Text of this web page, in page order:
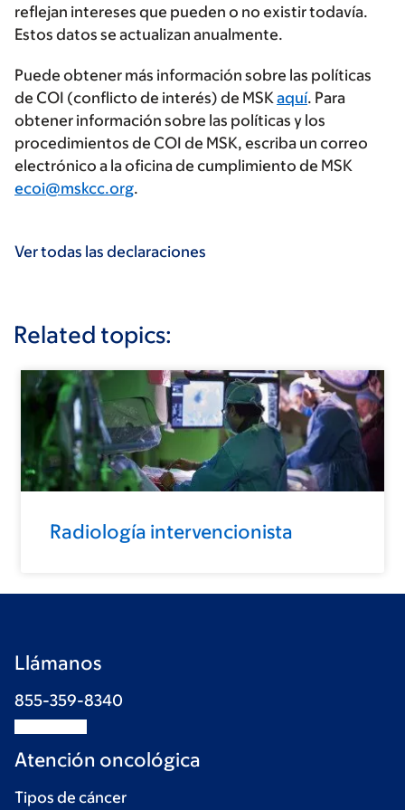
reflejan intereses que pueden o no existir todavía.
Estos datos se actualizan anualmente.
Puede obtener más información sobre las políticas
de COI (conflicto de interés) de MSKaquí. Para
obtener información sobre las políticas y los
procedimientos de COI de MSK, escriba un correo
electrónico a la oficina de cumplimiento de MSK
ecoi@mskcc.org.
Ver todas las declaraciones
Related topics:
Radiología intervencionista
Llámanos
855-359-8340
Atención oncológica
Tipos de cáncer